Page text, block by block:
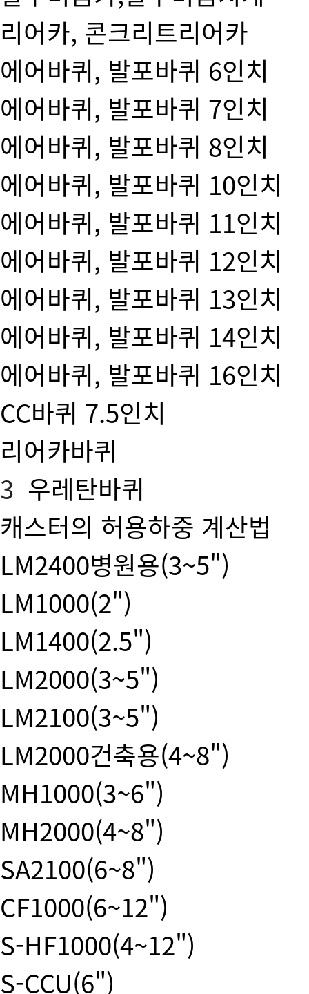
리어카, 콘크리트리어카
에어바퀴, 발포바퀴 6인치
에어바퀴, 발포바퀴 7인치
에어바퀴, 발포바퀴 8인치
에어바퀴, 발포바퀴 10인치
에어바퀴, 발포바퀴 11인치
에어바퀴, 발포바퀴 12인치
에어바퀴, 발포바퀴 13인치
에어바퀴, 발포바퀴 14인치
에어바퀴, 발포바퀴 16인치
CC바퀴 7.5인치
리어카바퀴
3 우레탄바퀴
캐스터의 허용하중 계산법
LM2400병원용(3~5")
LM1000(2")
LM1400(2.5")
LM2000(3~5")
LM2100(3~5")
LM2000건축용(4~8")
MH1000(3~6")
MH2000(4~8")
SA2100(6~8")
CF1000(6~12")
S-HF1000(4~12")
S-CCU(6")